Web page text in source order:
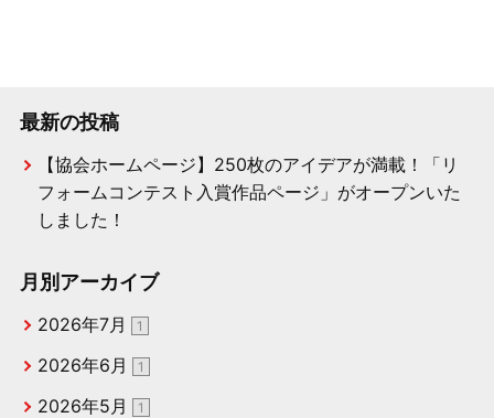
最新の投稿
【協会ホームページ】250枚のアイデアが満載！「リ
フォームコンテスト入賞作品ページ」がオープンいた
しました！
月別アーカイブ
2026年7月 1
2026年6月 1
2026年5月 1